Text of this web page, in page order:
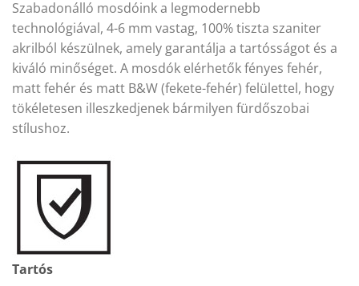
Szabadonálló mosdóink a legmodernebb
technológiával, 4-6 mm vastag, 100% tiszta szaniter
akrilból készülnek, amely garantálja a tartósságot és a
kiváló minőséget. A mosdók elérhetők fényes fehér,
matt fehér és matt B&W (fekete-fehér) felülettel, hogy
tökéletesen illeszkedjenek bármilyen fürdőszobai
stílushoz.
Tartós